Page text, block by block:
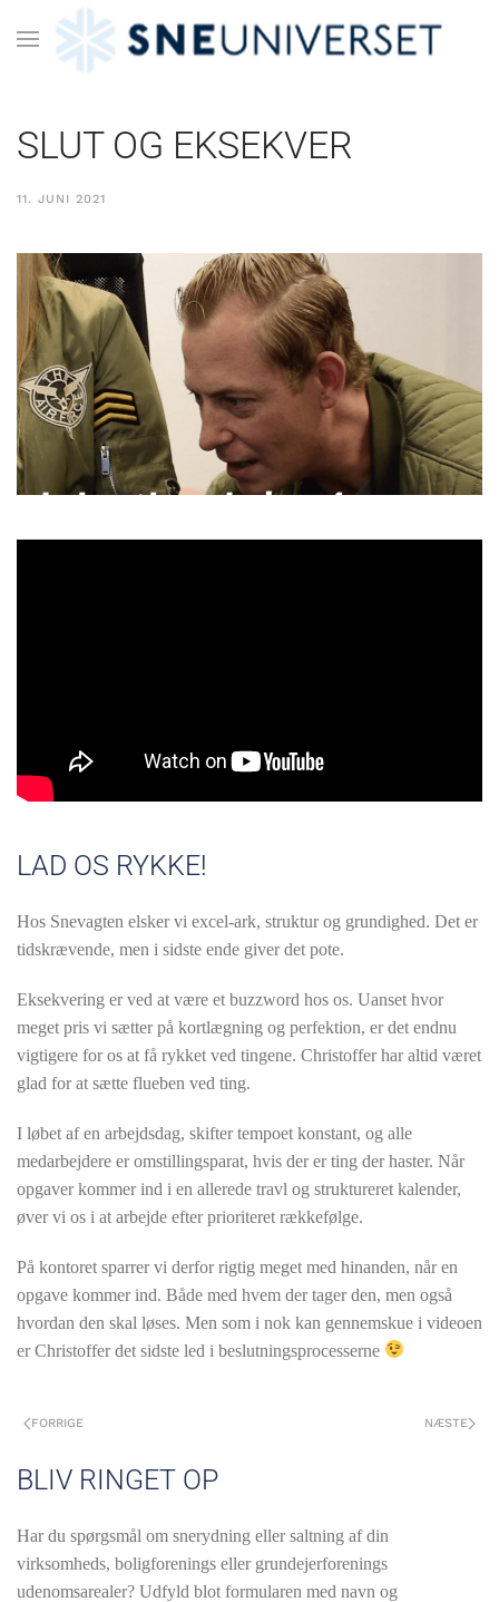
SLUT OG EKSEKVER
11. JUNI 2021
LAD OS RYKKE!
Hos Snevagten elsker vi excel-ark, struktur og grundighed. Det er
tidskrævende, men i sidste ende giver det pote.
Eksekvering er ved at være et buzzword hos os. Uanset hvor
meget pris vi sætter på kortlægning og perfektion, er det endnu
vigtigere for os at få rykket ved tingene. Christoffer har altid været
glad for at sætte flueben ved ting.
I løbet af en arbejdsdag, skifter tempoet konstant, og alle
medarbejdere er omstillingsparat, hvis der er ting der haster. Når
opgaver kommer ind i en allerede travl og struktureret kalender,
øver vi os i at arbejde efter prioriteret rækkefølge.
På kontoret sparrer vi derfor rigtig meget med hinanden, når en
opgave kommer ind. Både med hvem der tager den, men også
hvordan den skal løses. Men som i nok kan gennemskue i videoen
er Christoffer det sidste led i beslutningsprocesserne
FORRIGE NÆSTE
BLIV RINGET OP
Har du spørgsmål om snerydning eller saltning af din
virksomheds, boligforenings eller grundejerforenings
udenomsarealer? Udfyld blot formularen med navn og